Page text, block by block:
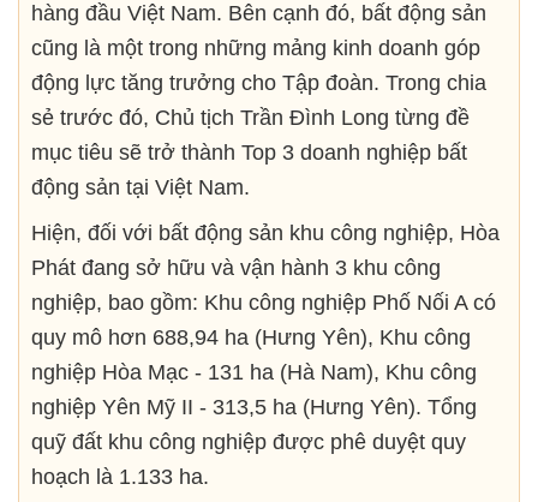
hàng đầu Việt Nam. Bên cạnh đó, bất động sản
cũng là một trong những mảng kinh doanh góp
động lực tăng trưởng cho Tập đoàn. Trong chia
sẻ trước đó, Chủ tịch Trần Đình Long từng đề
mục tiêu sẽ trở thành Top 3 doanh nghiệp bất
động sản tại Việt Nam.
Hiện, đối với bất động sản khu công nghiệp, Hòa
Phát đang sở hữu và vận hành 3 khu công
nghiệp, bao gồm: Khu công nghiệp Phố Nối A có
quy mô hơn 688,94 ha (Hưng Yên), Khu công
nghiệp Hòa Mạc - 131 ha (Hà Nam), Khu công
nghiệp Yên Mỹ II - 313,5 ha (Hưng Yên). Tổng
quỹ đất khu công nghiệp được phê duyệt quy
hoạch là 1.133 ha.